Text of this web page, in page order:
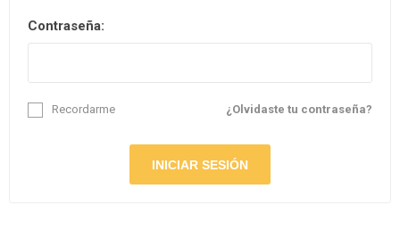
Contraseña:
¿Olvidaste tu contraseña?
Recordarme